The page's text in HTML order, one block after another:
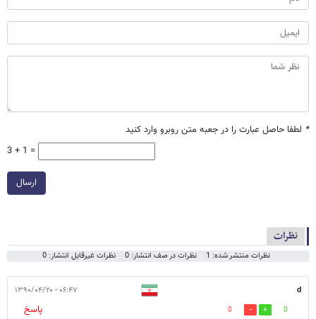
* لطفا حاصل عبارت را در جعبه متن روبرو وارد کنید
3 + 1 =
ارسال
نظرات
نظرات منتشر شده: 1 نظرات در صف انتشار: 0 نظرات غیرقابل انتشار: 0
d ۰۶:۴۷ - ۱۳۹۰/۰۴/۲۰
0
0 پاسخ